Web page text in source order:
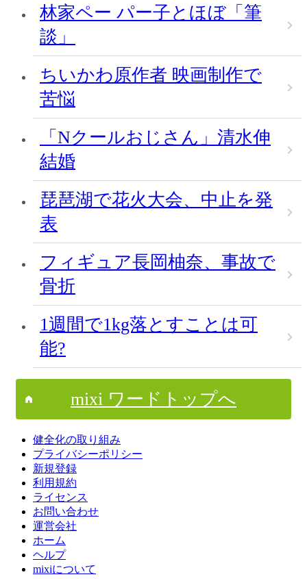
林家ペー パー子とほぼ「筆
談」
ちいかわ原作者 映画制作で
苦悩
「Nクールおじさん」清水伸
結婚
琵琶湖で花火大会、中止を発
表
フィギュア長岡柚奈、事故で
骨折
1週間で1kg落とすことは可
能?
mixi ワードトップへ
健全化の取り組み
プライバシーポリシー
新規登録
利用規約
ライセンス
お問い合わせ
運営会社
ホーム
ヘルプ
mixiについて